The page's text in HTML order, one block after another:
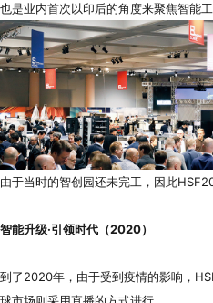
也是业内首次以印后的角度来聚焦智能工
由于当时的智创园还未完工，因此
智能升级·引领时代（2020）
到了2020年，由于受到疫情的影响，